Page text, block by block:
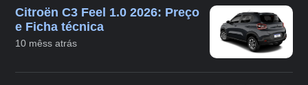
Citroën C3 Feel 1.0 2026: Preço
e Ficha técnica
10 mêss atrás